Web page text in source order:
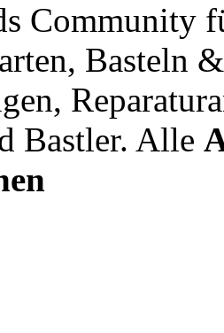
Community
Basteln
Bastler. Alle